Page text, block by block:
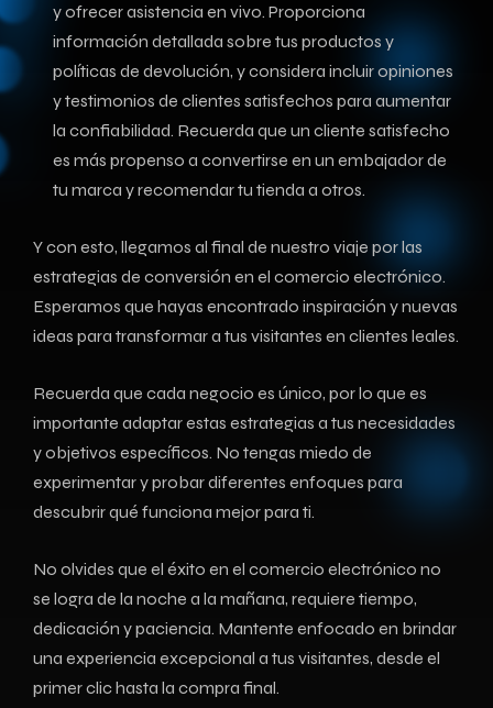
y ofrecer‌ asistencia en vivo. Proporciona
información detallada sobre tus productos y
políticas de devolución, y considera incluir opiniones
y testimonios de clientes satisfechos para aumentar
la confiabilidad. Recuerda que un cliente satisfecho
es más propenso a convertirse en un embajador de
tu marca y recomendar tu tienda a otros.
Y con esto, llegamos al final de nuestro viaje por las
estrategias de conversión en‍ el comercio electrónico.
Esperamos ‌que hayas encontrado inspiración y nuevas
ideas para transformar​ a tus visitantes‌ en clientes leales.
Recuerda que cada negocio es único, por lo que es
importante adaptar estas estrategias a tus necesidades
y objetivos específicos. ‌No tengas miedo ⁢de
experimentar y ⁢probar diferentes enfoques para
descubrir qué ⁣funciona mejor⁤ para ti.
No⁤ olvides que el éxito en el comercio electrónico no
se logra ‍de la noche a ​la mañana, requiere tiempo,
dedicación⁣ y paciencia. Mantente enfocado en ⁣brindar
una⁣ experiencia ⁣excepcional ⁢a tus ​visitantes, desde el
primer clic ⁢hasta la compra final.